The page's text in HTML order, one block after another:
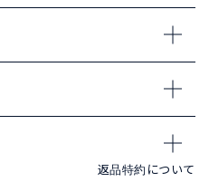
返品特約について